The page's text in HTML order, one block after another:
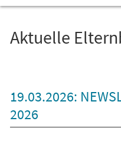
Aktuelle
19.03.2026:
2026